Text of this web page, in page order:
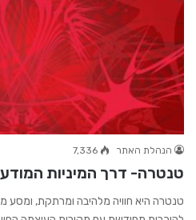
הנהלת האתר 7,336
טנטרה- דרך המיניות
טנטרה היא חוויה מלהיבה ומרתקת, ומסע